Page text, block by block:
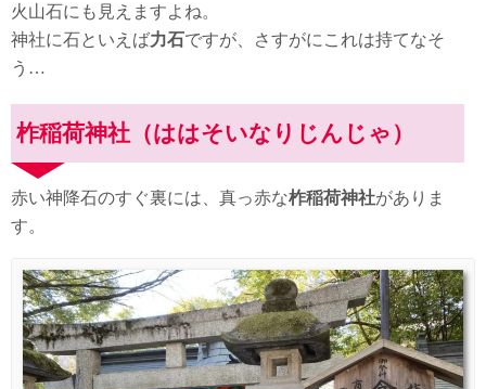
火山石にも見えますよね。
神社に石といえば力石ですが、さすがにこれは持てなそ
う…
柞稲荷神社（ははそいなりじんじゃ）
赤い神降石のすぐ裏には、真っ赤な柞稲荷神社がありま
す。